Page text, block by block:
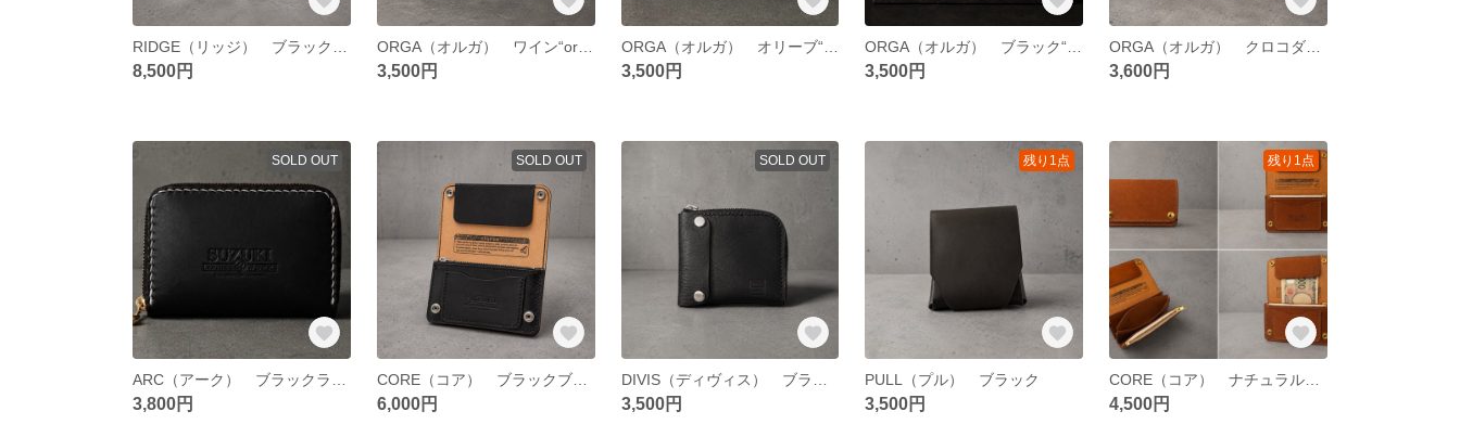
8,500円
ORGA（オルガ） ワイン“organize”由来。整理収納の美しさを短く表現。
3,500円 3,500円 3,500円 3,600円
SOLD OUT
3,800円
SOLD OUT
CORE（コア） ブラックブランドの中核。「ブランドを象徴する一作」
6,000円
SOLD OUT
3,500円
残り1点
PULL（プル） ブラック
3,500円
残り1点
4,500円